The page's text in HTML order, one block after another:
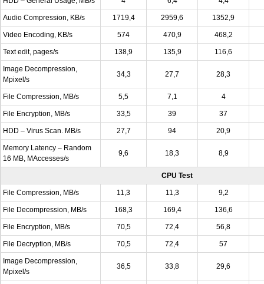
Audio Compression, KB/s 1719,4 2959,6 1352,9
Video Encoding, KB/s 574 470,9 468,2
Text edit, pages/s 138,9 135,9 116,6
Image Decompression,
Mpixel/s
34,3 27,7 28,3
File Compression, MB/s 5,5 7,1 4
File Encryption, MB/s 33,5 39 37
HDD – Virus Scan. MB/s 27,7 94 20,9
Memory Latency – Random
16 MB, MAccesses/s
9,6 18,3 8,9
CPU Test
File Compression, MB/s 11,3 11,3 9,2
File Decompression, MB/s 168,3 169,4 136,6
File Encryption, MB/s 70,5 72,4 56,8
File Decryption, MB/s 70,5 72,4 57
Image Decompression,
Mpixel/s
36,5 33,8 29,6